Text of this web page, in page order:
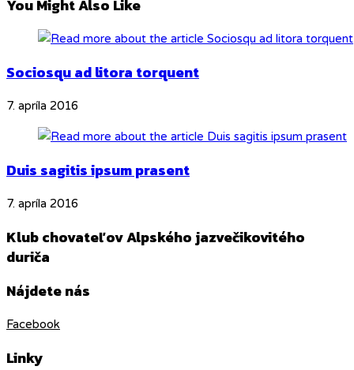
You Might Also Like
Sociosqu ad litora torquent
7. apríla 2016
Duis sagitis ipsum prasent
7. apríla 2016
Klub chovateľov Alpského jazvečikovitého
duriča
Nájdete nás
Facebook
Linky